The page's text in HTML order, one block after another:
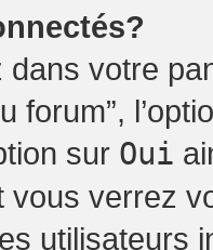
votre
forum”,
sur Oui
vous verrez
utilisateurs